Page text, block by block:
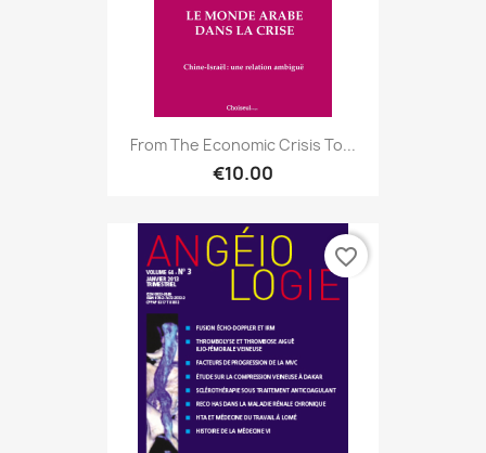
From The Economic Crisis To...
€10.00
favorite_border